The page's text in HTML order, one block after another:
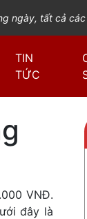
ngày, tất cả
TIN
TỨC
VNĐ.
đây là